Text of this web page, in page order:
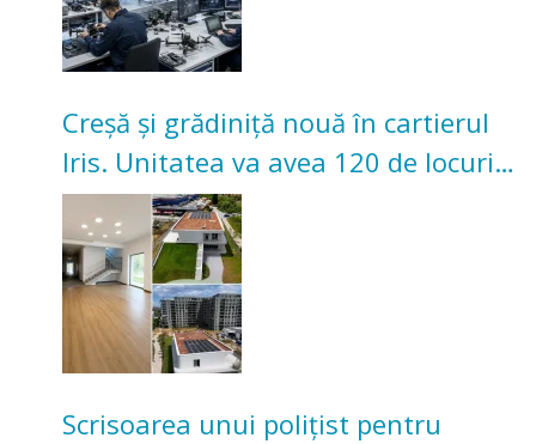
Creșă și grădiniță nouă în cartierul
Iris. Unitatea va avea 120 de locuri
pentru copii
Scrisoarea unui polițist pentru